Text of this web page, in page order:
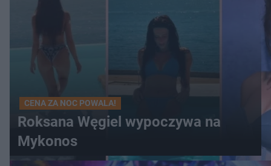
CENA ZA NOC POWALA!
Roksana Węgiel wypoczywa na
Mykonos